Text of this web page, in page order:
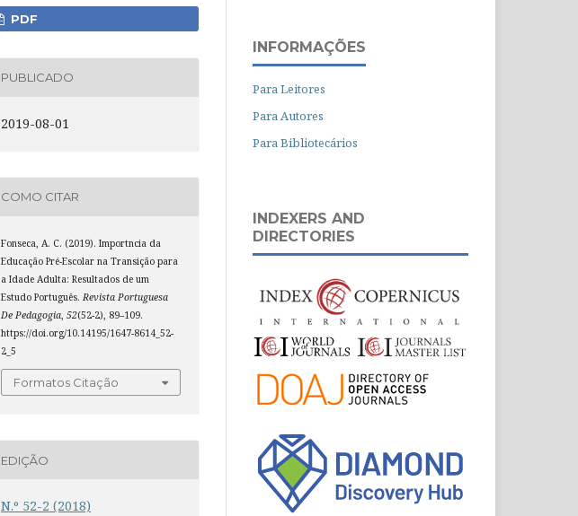
PDF
PUBLICADO
2019-08-01
COMO CITAR
Fonseca, A. C. (2019). Importncia da
Educação Pré-Escolar na Transição para
a Idade Adulta: Resultados de um
Estudo Português.Revista Portuguesa
De Pedagogia,52(52-2), 89–109.
https://doi.org/10.14195/1647-8614_52-
2_5
Formatos Citação
EDIÇÃO
N.º 52-2 (2018)
INFORMAÇÕES
Para Leitores
Para Autores
Para Bibliotecários
INDEXERS AND
DIRECTORIES